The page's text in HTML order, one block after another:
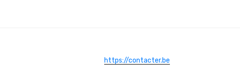
https://contacter.be